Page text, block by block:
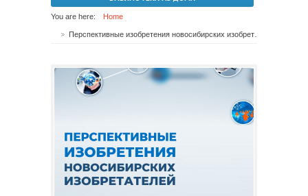
You are here: Home